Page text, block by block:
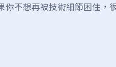
你不想再被技術細節困住，